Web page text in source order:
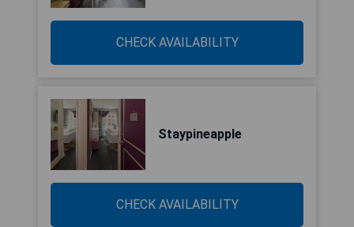
CHECK AVAILABILITY
Staypineapple
CHECK AVAILABILITY